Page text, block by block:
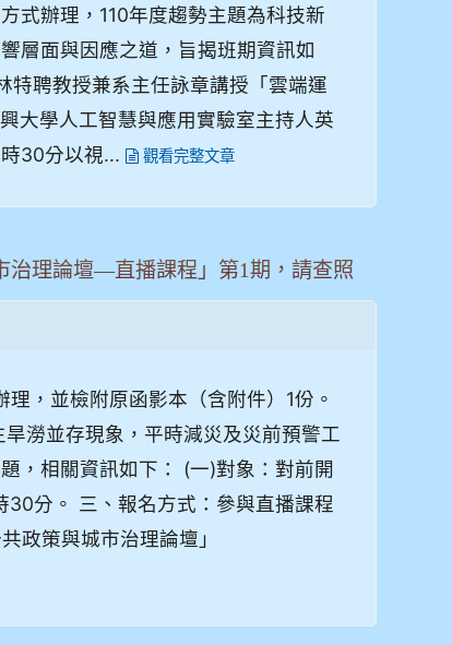
式辦理，110年度趨勢主題為科技新
層面與因應之道，旨揭班期資訊如
特聘教授兼系主任詠章講授「雲端運
大學人工智慧與應用實驗室主持人英
30分以視...
觀看完整文章
治理論壇—直播課程」第1期，請查照
，並檢附原函影本（含附件）1份。
澇並存現象，平時減災及災前預警工
，相關資訊如下： (一)對象：對前開
分。 三、報名方式：參與直播課程
政策與城市治理論壇」